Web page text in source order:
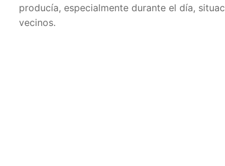
producía, especialmente durante el día,
vecinos.